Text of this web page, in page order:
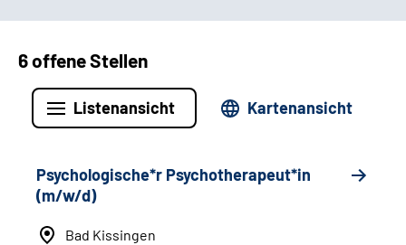
6 offene Stellen
Listenansicht Kartenansicht
Psychologische*r Psychotherapeut*in
(m/w/d)
Bad Kissingen